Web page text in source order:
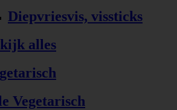
Diepvriesvis, vissticks
alles
Vegetarisch